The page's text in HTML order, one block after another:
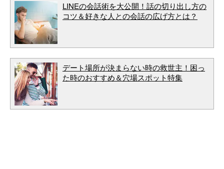
LINEの会話術を大公開！話の切り出し方の
コツ＆好きな人との会話の広げ方とは？
デート場所が決まらない時の救世主！困っ
た時のおすすめ＆穴場スポット特集